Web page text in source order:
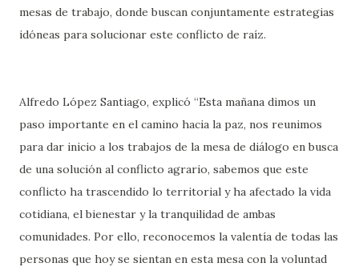
mesas de trabajo, donde buscan conjuntamente estrategias
idóneas para solucionar este conflicto de raíz.
Alfredo López Santiago, explicó “Esta mañana dimos un
paso importante en el camino hacia la paz, nos reunimos
para dar inicio a los trabajos de la mesa de diálogo en busca
de una solución al conflicto agrario, sabemos que este
conflicto ha trascendido lo territorial y ha afectado la vida
cotidiana, el bienestar y la tranquilidad de ambas
comunidades. Por ello, reconocemos la valentía de todas las
personas que hoy se sientan en esta mesa con la voluntad